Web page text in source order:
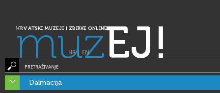
HRVATSKI MUZEJI I ZBIRKE ONLINE
muzEJ!
HR| EN
PRETRAŽIVANJE
Dalmacija